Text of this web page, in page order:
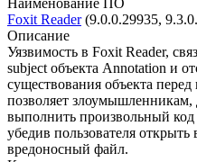
Foxit Reader(9.0.0.29935,
Описание
Уязвимость в Foxit Reader,
subject объекта Annotation и
существования объекта
позволяет
выполнить произвольный код
убедив пользователя
вредоносный файл.